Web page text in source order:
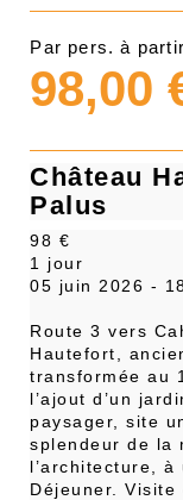
Par pers. à
98,00
Château
Palus
98 €
1 jour
05 juin 2026 -
Route 3 vers
Hautefort,
transformée au
l’ajout d’un
paysager, site
splendeur de la
l’architecture, à
Déjeuner. Visite